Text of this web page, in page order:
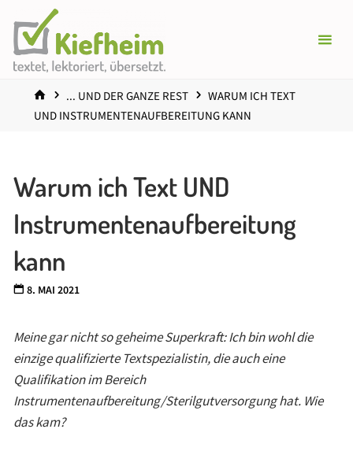
Inhalt
springen
START... UND DER GANZE REST
WARUM ICH TEXT
UND INSTRUMENTENAUFBEREITUNG KANN
Warum ich Text UND
Instrumentenaufbereitung
kann
8. MAI 2021
Meine gar nicht so geheime Superkraft: Ich bin wohl die
einzige qualifizierte Textspezialistin, die auch eine
Qualifikation im Bereich
Instrumentenaufbereitung/Sterilgutversorgung hat. Wie
das kam?